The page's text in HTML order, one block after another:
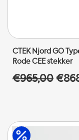
CTEK Njord GO
Rode CEE stekker
€965,00